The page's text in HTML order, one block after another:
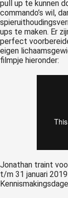
pull up te kunnen
commando’s wil,
ups te maken. Er
perfect
eigen
filmpje hieronder:
Jonathan traint
t/m 31 januari